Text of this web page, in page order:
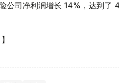
公司净利润增长 14%，达到